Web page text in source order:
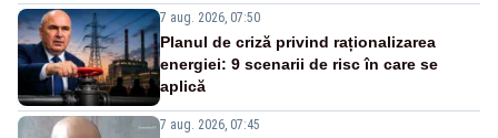
7 aug. 2026, 07:50
Planul de criză privind raționalizarea
energiei: 9 scenarii de risc în care se
aplică
7 aug. 2026, 07:45